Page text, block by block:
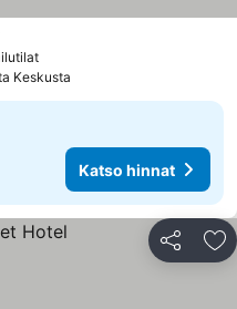
Katso hinnat
Keskusta
Katso hinnat
Jaa